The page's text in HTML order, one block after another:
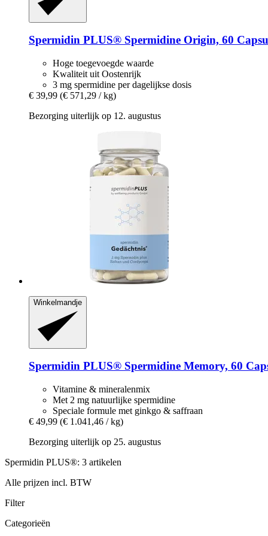
Spermidin PLUS® Spermidine Origin, 60
Hoge toegevoegde waarde
Kwaliteit uit Oostenrijk
3 mg spermidine per dagelijkse dosis
€ 39,99 (€ 571,29 / kg)
Bezorging uiterlijk op 12. augustus
Winkelmandje
Spermidin PLUS® Spermidine Memory, 60
Vitamine & mineralenmix
Met 2 mg natuurlijke spermidine
Speciale formule met ginkgo & saffraan
€ 49,99 (€ 1.041,46 / kg)
Bezorging uiterlijk op 25. augustus
Spermidin PLUS®: 3 artikelen
Alle prijzen incl. BTW
Filter
Categorieën